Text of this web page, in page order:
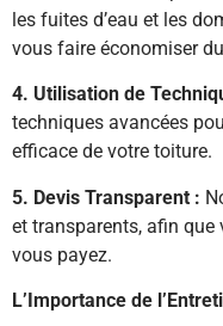
les fuites d’eau et les
vous faire économiser
4. Utilisation de
techniques avancées
efficace de votre toiture.
5. Devis Transparent :
et transparents, afin que
vous payez.
L’Importance de